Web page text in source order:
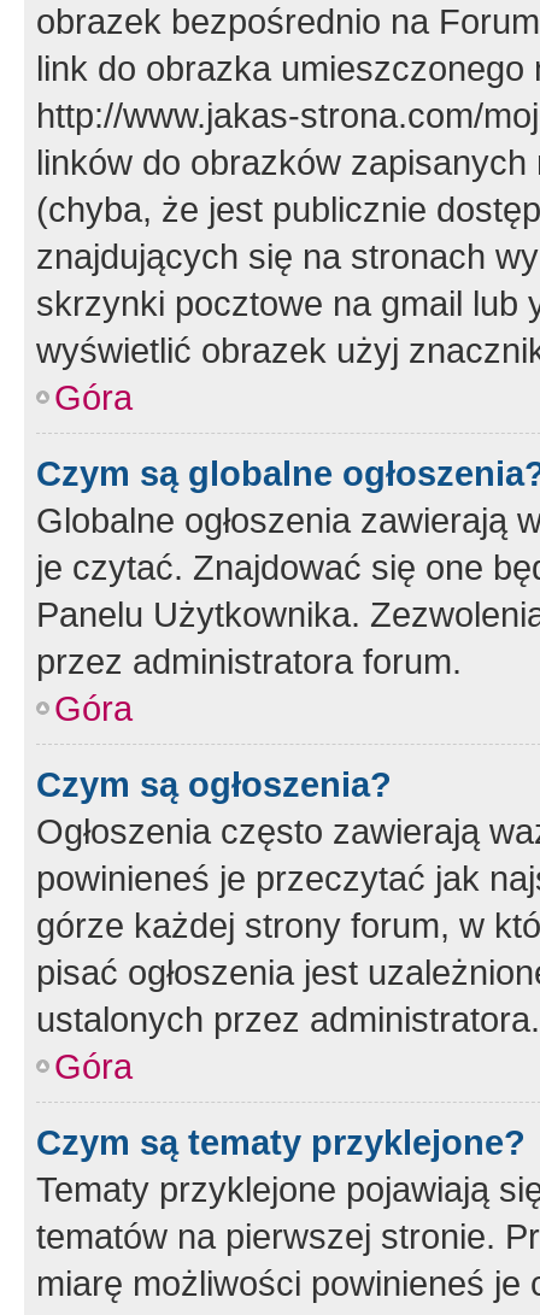
obrazek bezpośrednio na
link do obrazka
http://www.jakas-strona.com/
linków do obrazków
(chyba, że jest publicznie
znajdujących się na stronach
skrzynki pocztowe na gmail lub
wyświetlić obrazek użyj
Góra
Czym są globalne
Globalne ogłoszenia zawierają
je czytać. Znajdować się one
Panelu Użytkownika.
przez administratora forum.
Góra
Czym są ogłoszenia?
Ogłoszenia często zawierają
powinieneś je przeczytać jak
górze każdej strony forum, w
pisać ogłoszenia jest
ustalonych przez administratora.
Góra
Czym są tematy przyklejone?
Tematy przyklejone pojawiają
tematów na pierwszej stronie.
miarę możliwości powinieneś je